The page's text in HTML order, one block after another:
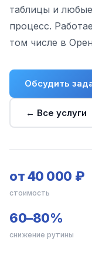
таблицы и
процесс.
том числе в
Обсудить
← Все услуги
от 40 000 ₽
стоимость
60–80%
снижение рутины